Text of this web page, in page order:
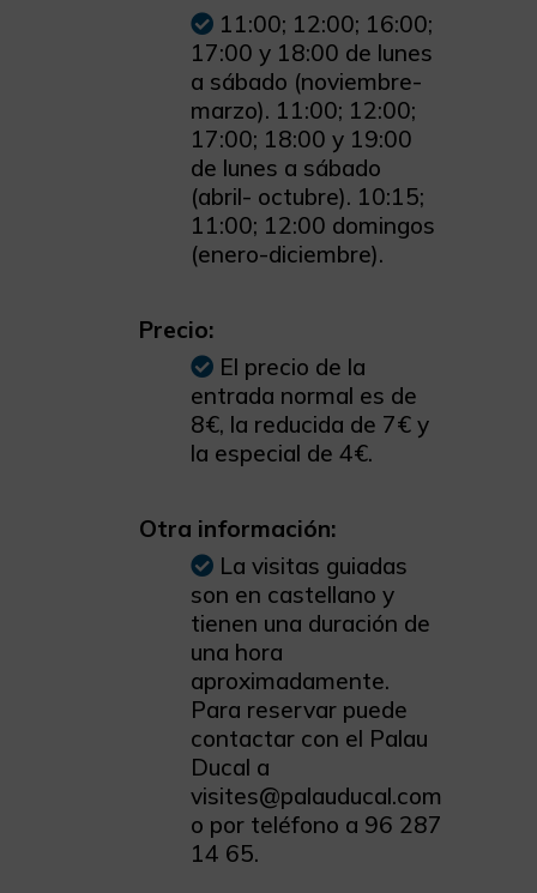
11:00; 12:00; 16:00;
17:00 y 18:00 de lunes
a sábado (noviembre-
marzo). 11:00; 12:00;
17:00; 18:00 y 19:00
de lunes a sábado
(abril- octubre). 10:15;
11:00; 12:00 domingos
(enero-diciembre).
Precio:
El precio de la
entrada normal es de
8€, la reducida de 7€ y
la especial de 4€.
Otra información:
La visitas guiadas
son en castellano y
tienen una duración de
una hora
aproximadamente.
Para reservar puede
contactar con el Palau
Ducal a
visites@palauducal.com
o por teléfono a 96 287
14 65.